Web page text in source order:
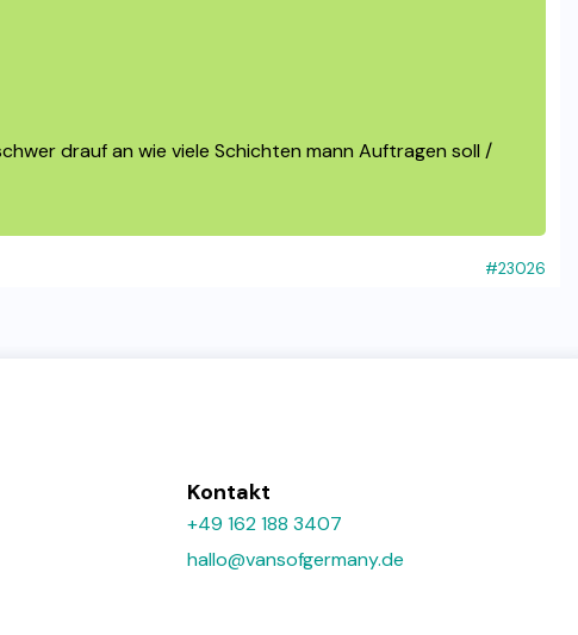
drauf an wie viele Schichten mann Auftragen soll /
#23026
Kontakt
+49 162 188 3407
hallo@vansofgermany.de